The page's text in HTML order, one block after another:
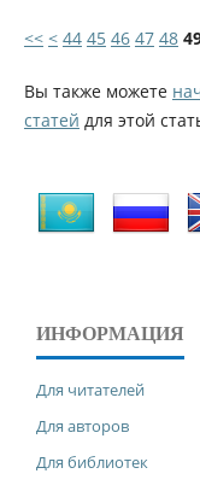
<< < 44 45 46 47 48
Вы также можете
статей для этой
ИНФОРМАЦИЯ
Для читателей
Для авторов
Для библиотек